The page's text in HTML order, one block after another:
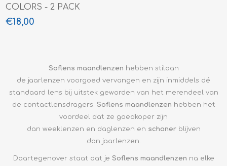
COLORS - 2 PACK
€18,00
Soflens maandlenzen hebben stilaan
de jaarlenzen voorgoed vervangen en zijn inmiddels dé
standaard lens bij uitstek geworden van het merendeel van
de contactlensdragers. Soflens maandlenzen hebben het
voordeel dat ze goedkoper zijn
dan weeklenzen en daglenzen en schonerblijven
dan jaarlenzen.
Daartegenover staat dat je Soflens maandlenzen na elke